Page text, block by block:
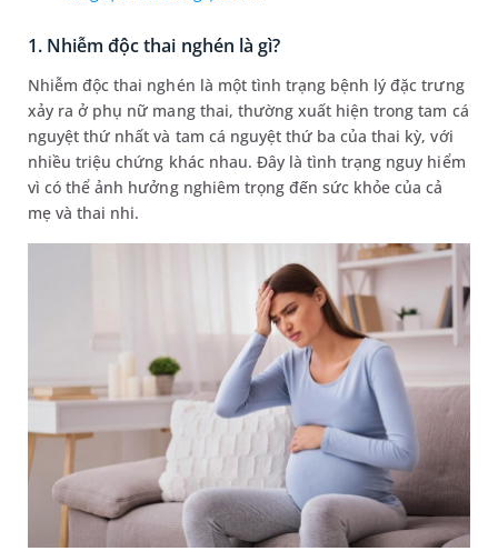
1. Nhiễm độc thai nghén là gì?
Nhiễm độc thai nghén là một tình trạng bệnh lý đặc trưng
xảy ra ở phụ nữ mang thai, thường xuất hiện trong tam cá
nguyệt thứ nhất và tam cá nguyệt thứ ba của thai kỳ, với
nhiều triệu chứng khác nhau. Đây là tình trạng nguy hiểm
vì có thể ảnh hưởng nghiêm trọng đến sức khỏe của cả
mẹ và thai nhi.